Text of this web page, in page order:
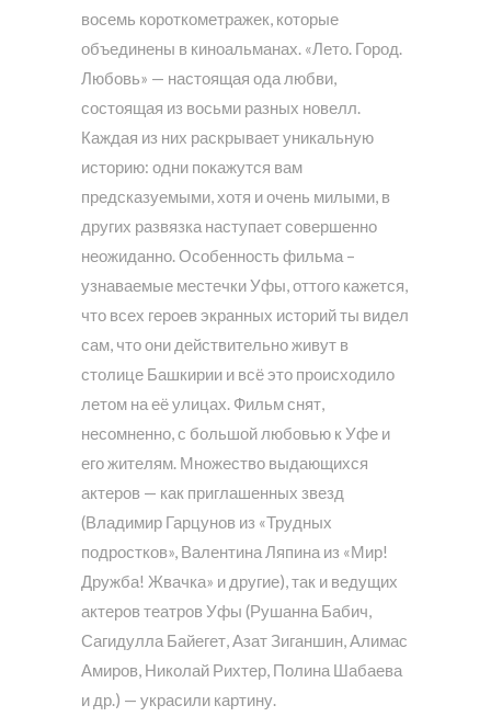
восемь короткометражек, которые
объединены в киноальманах. «Лето. Город.
Любовь» — настоящая ода любви,
состоящая из восьми разных новелл.
Каждая из них раскрывает уникальную
историю: одни покажутся вам
предсказуемыми, хотя и очень милыми, в
других развязка наступает совершенно
неожиданно. Особенность фильма –
узнаваемые местечки Уфы, оттого кажется,
что всех героев экранных историй ты видел
сам, что они действительно живут в
столице Башкирии и всё это происходило
летом на её улицах. Фильм снят,
несомненно, с большой любовью к Уфе и
его жителям. Множество выдающихся
актеров — как приглашенных звезд
(Владимир Гарцунов из «Трудных
подростков», Валентина Ляпина из «Мир!
Дружба! Жвачка» и другие), так и ведущих
актеров театров Уфы (Рушанна Бабич,
Сагидулла Байегет, Азат Зиганшин, Алимас
Амиров, Николай Рихтер, Полина Шабаева
и др.) — украсили картину.